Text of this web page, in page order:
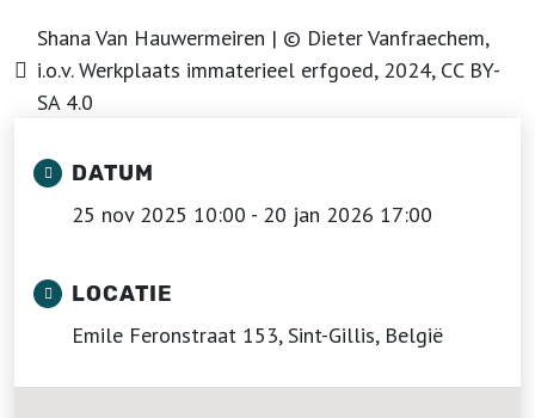
Shana Van Hauwermeiren | © Dieter Vanfraechem,
i.o.v. Werkplaats immaterieel erfgoed, 2024, CC BY-
SA 4.0
DATUM
25 nov 2025 10:00 - 20 jan 2026 17:00
LOCATIE
Emile Feronstraat 153, Sint-Gillis, België